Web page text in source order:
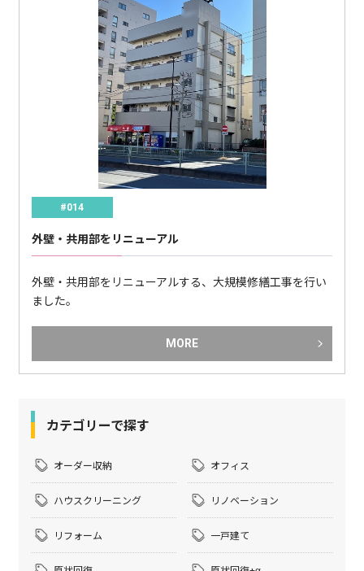
#014
外壁・共用部をリニューアル
外壁・共用部をリニューアルする、大規模修繕工事を行い
ました。
MORE
カテゴリーで探す
オーダー収納 オフィス
ハウスクリーニング リノベーション
リフォーム 一戸建て